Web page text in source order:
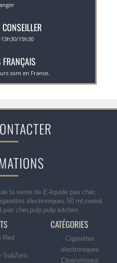
15h30
FRANÇAIS
sont en France.
la vente de E-liquide pas cher,
électroniques.50 ml,cereal
cher,pulp,pulp kitchen
Red
SubZero
CATÉGORIES
Cigarettes
électroniques
Clearomiseur